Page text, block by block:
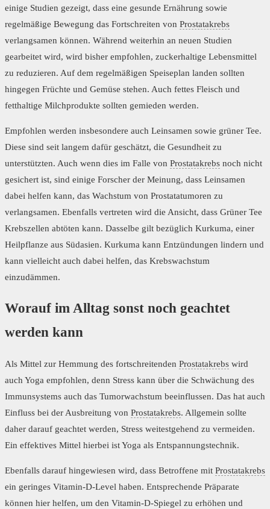
einige Studien gezeigt, dass eine gesunde Ernährung sowie
regelmäßige Bewegung das Fortschreiten von Prostatakrebs
verlangsamen können. Während weiterhin an neuen Studien
gearbeitet wird, wird bisher empfohlen, zuckerhaltige Lebensmittel
zu reduzieren. Auf dem regelmäßigen Speiseplan landen sollten
hingegen Früchte und Gemüse stehen. Auch fettes Fleisch und
fetthaltige Milchprodukte sollten gemieden werden.
Empfohlen werden insbesondere auch Leinsamen sowie grüner Tee.
Diese sind seit langem dafür geschätzt, die Gesundheit zu
unterstützten. Auch wenn dies im Falle von Prostatakrebs noch nicht
gesichert ist, sind einige Forscher der Meinung, dass Leinsamen
dabei helfen kann, das Wachstum von Prostatatumoren zu
verlangsamen. Ebenfalls vertreten wird die Ansicht, dass Grüner Tee
Krebszellen abtöten kann. Dasselbe gilt bezüglich Kurkuma, einer
Heilpflanze aus Südasien. Kurkuma kann Entzündungen lindern und
kann vielleicht auch dabei helfen, das Krebswachstum
einzudämmen.
Worauf im Alltag sonst noch geachtet
werden kann
Als Mittel zur Hemmung des fortschreitenden Prostatakrebs wird
auch Yoga empfohlen, denn Stress kann über die Schwächung des
Immunsystems auch das Tumorwachstum beeinflussen. Das hat auch
Einfluss bei der Ausbreitung von Prostatakrebs. Allgemein sollte
daher darauf geachtet werden, Stress weitestgehend zu vermeiden.
Ein effektives Mittel hierbei ist Yoga als Entspannungstechnik.
Ebenfalls darauf hingewiesen wird, dass Betroffene mit Prostatakrebs
ein geringes Vitamin-D-Level haben. Entsprechende Präparate
können hier helfen, um den Vitamin-D-Spiegel zu erhöhen und